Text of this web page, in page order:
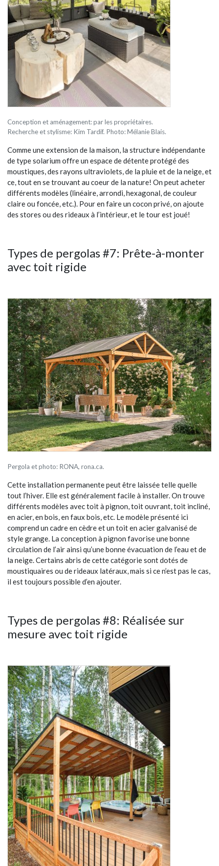
Conception et aménagement: par les propriétaires.
Recherche et stylisme: Kim Tardif. Photo: Mélanie Blais.
Comme une extension de la maison, la structure indépendante
de type solarium offre un espace de détente protégé des
moustiques, des rayons ultraviolets, de la pluie et de la neige, et
ce, tout en se trouvant au coeur de la nature! On peut acheter
différents modèles (linéaire, arrondi, hexagonal, de couleur
claire ou foncée, etc.). Pour en faire un cocon privé, on ajoute
des stores ou des rideaux à l’intérieur, et le tour est joué!
Types de pergolas #7: Prête-à-monter
avec toit rigide
Pergola et photo: RONA, rona.ca.
Cette installation permanente peut être laissée telle quelle
tout l’hiver. Elle est généralement facile à installer. On trouve
différents modèles avec toit à pignon, toit ouvrant, toit incliné,
en acier, en bois, en faux bois, etc. Le modèle présenté ici
comprend un cadre en cèdre et un toit en acier galvanisé de
style grange. La conception à pignon favorise une bonne
circulation de l’air ainsi qu’une bonne évacuation de l’eau et de
la neige. Certains abris de cette catégorie sont dotés de
moustiquaires ou de rideaux latéraux, mais si ce n’est pas le cas,
il est toujours possible d’en ajouter.
Types de pergolas #8: Réalisée sur
mesure avec toit rigide